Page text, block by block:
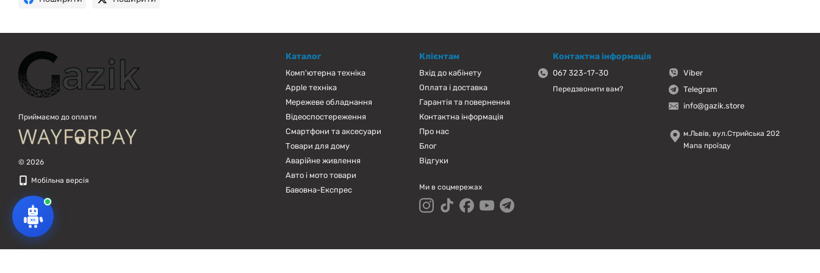
Приймаємо до оплати
© 2026
Мобільна версія
Каталог
Комп'ютерна техніка
Apple техніка
Мережеве обладнання
Відеоспостереження
Смартфони та аксесуари
Товари для дому
Аварійне живлення
Авто і мото товари
Бавовна-Експрес
Клієнтам
Вхід до кабінету
Оплата і доставка
Гарантія та повернення
Контактна інформація
Про нас
Блог
Відгуки
Ми в соцмережах
Контактна інформація
067 323-17-30
Передзвонити вам?
Viber
Telegram
info@gazik.store
м.Львів, вул.Стрийська 202
Мапа проїзду